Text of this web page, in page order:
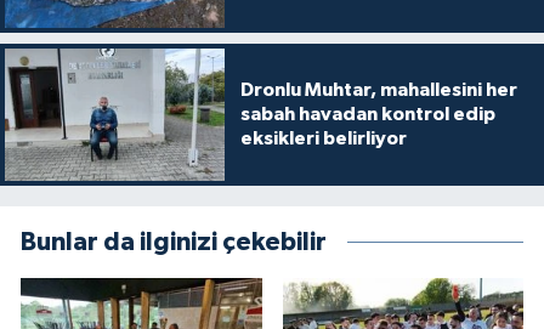
Dronlu Muhtar, mahallesini her
sabah havadan kontrol edip
eksikleri belirliyor
Bunlar da ilginizi çekebilir